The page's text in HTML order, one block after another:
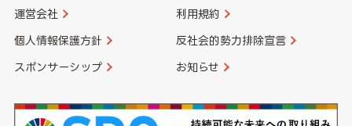
運営会社 利用規約
個人情報保護方針 反社会的勢力排除宣言
スポンサーシップ お知らせ